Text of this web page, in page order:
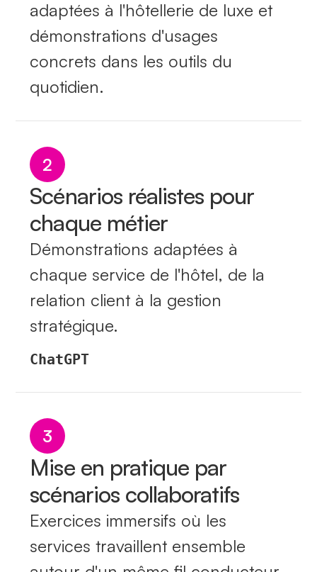
adaptées à l'hôtellerie de luxe et
démonstrations d'usages
concrets dans les outils du
quotidien.
2
Scénarios réalistes pour
chaque métier
Démonstrations adaptées à
chaque service de l'hôtel, de la
relation client à la gestion
stratégique.
ChatGPT
3
Mise en pratique par
scénarios collaboratifs
Exercices immersifs où les
services travaillent ensemble